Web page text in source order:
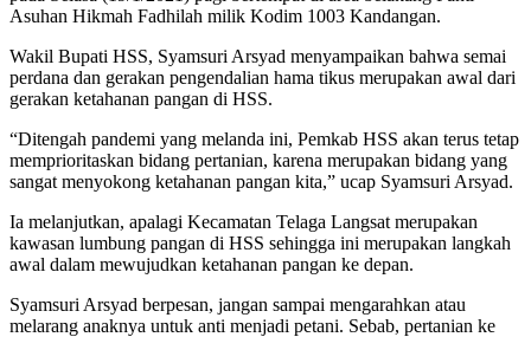
Asuhan Hikmah Fadhilah milik Kodim 1003 Kandangan.
Wakil Bupati HSS, Syamsuri Arsyad menyampaikan bahwa semai
perdana dan gerakan pengendalian hama tikus merupakan awal dari
gerakan ketahanan pangan di HSS.
“Ditengah pandemi yang melanda ini, Pemkab HSS akan terus tetap
memprioritaskan bidang pertanian, karena merupakan bidang yang
sangat menyokong ketahanan pangan kita,” ucap Syamsuri Arsyad.
Ia melanjutkan, apalagi Kecamatan Telaga Langsat merupakan
kawasan lumbung pangan di HSS sehingga ini merupakan langkah
awal dalam mewujudkan ketahanan pangan ke depan.
Syamsuri Arsyad berpesan, jangan sampai mengarahkan atau
melarang anaknya untuk anti menjadi petani. Sebab, pertanian ke